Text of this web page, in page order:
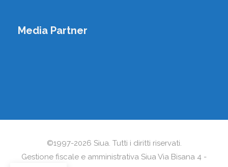
Media Partner
©1997-2026 Siua. Tutti i diritti riservati.
Gestione fiscale e amministrativa Siua Via Bisana 4 -